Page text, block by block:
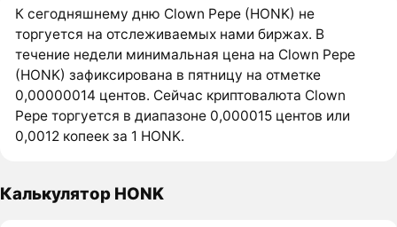
К сегодняшнему дню Clown Pepe (HONK) не
торгуется на отслеживаемых нами биржах. В
течение недели минимальная цена на Clown Pepe
(HONK) зафиксирована в пятницу на отметке
0,00000014 центов. Сейчас криптовалюта Clown
Pepe торгуется в диапазоне 0,000015 центов или
0,0012 копеек за 1 HONK.
Калькулятор HONK